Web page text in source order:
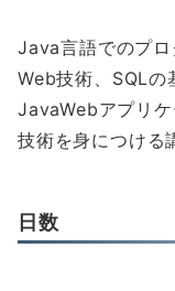
Java言語でのプロ
Web技術、SQLの
JavaWebアプリ
技術を身につける
日数